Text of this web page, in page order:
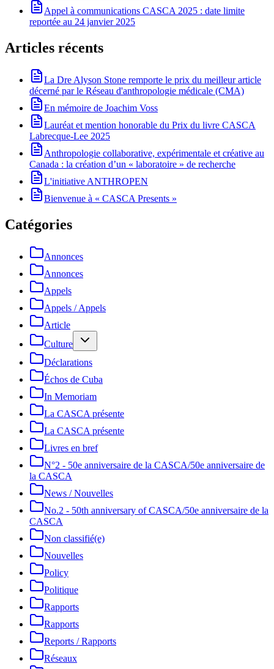
Appel à communications CASCA 2025 : date limite
reportée au 24 janvier 2025
Articles récents
La Dre Alyson Stone remporte le prix du meilleur article
décerné par le Réseau d'anthropologie médicale (CMA)
En mémoire de Joachim Voss
Lauréat et mention honorable du Prix du livre CASCA
Labrecque-Lee 2025
Anthropologie collaborative, expérimentale et créative au
Canada : la création d’un « laboratoire » de recherche
L'initiative ANTHROPEN
Bienvenue à « CASCA Presents »
Catégories
Annonces
Annonces
Appels
Appels / Appels
Article
Culture
Déclarations
Échos de Cuba
In Memoriam
La CASCA présente
La CASCA présente
Livres en bref
N°2 - 50e anniversaire de la CASCA/50e anniversaire de
la CASCA
News / Nouvelles
No.2 - 50th anniversary of CASCA/50e anniversaire de la
CASCA
Non classifié(e)
Nouvelles
Policy
Politique
Rapports
Rapports
Reports / Rapports
Réseaux